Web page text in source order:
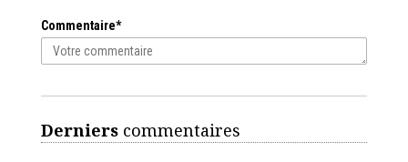
Commentaire*
Derniers commentaires